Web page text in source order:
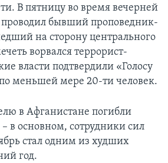
В пятницу во время вечерней
бывший проповедник-
на сторону центрального
ворвался террорист-
власти подтвердили «Голосу
меньшей мере 20-ти человек.
в Афганистане погибли
в основном, сотрудники сил
стал одним из худших
год.